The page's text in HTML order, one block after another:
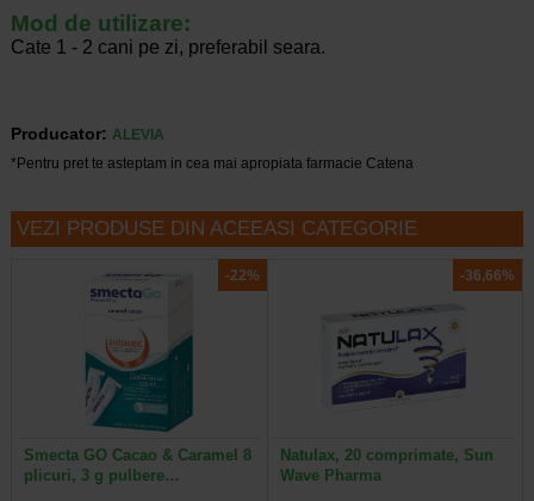
Mod de utilizare:
Cate 1 - 2 cani pe zi, preferabil seara.
Producator: ALEVIA
*Pentru pret te asteptam in cea mai apropiata farmacie Catena
VEZI PRODUSE DIN ACEEASI CATEGORIE
-22%
Smecta GO Cacao & Caramel 8
plicuri, 3 g pulbere…
-36,66%
Natulax, 20 comprimate, Sun
Wave Pharma